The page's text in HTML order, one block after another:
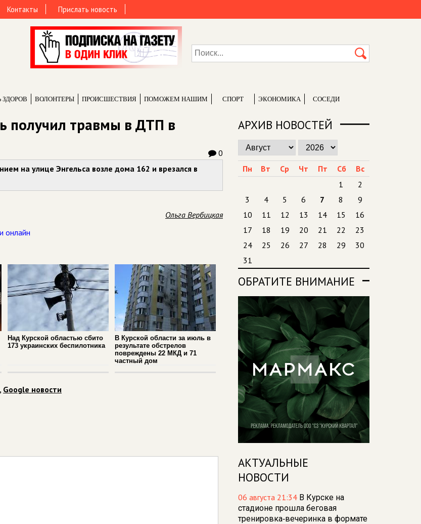
Контакты Прислать новость
ЗДОРОВ ВОЛОНТЕРЫ ПРОИCШЕСТВИЯ ПОМОЖЕМ НАШИМ СПОРТ ЭКОНОМИКА СОСЕДИ
получил травмы в ДТП в
0
на улице Энгельса возле дома 162 и врезался в
Ольга Вербицкая
онлайн
Над Курской областью сбито
173 украинских беспилотника
В Курской области за июль в
результате обстрелов
повреждены 22 МКД и 71
частный дом
, Google новости
АРХИВ НОВОСТЕЙ
Пн Вт Ср Чт Пт Сб
Вс
1
2
3
4 5 6 7 8
9
10
11 12 13 14 15
16
17
18 19 20 21 22
23
24
25 26 27 28 29
30
31
ОБРАТИТЕ ВНИМАНИЕ
АКТУАЛЬНЫЕ
НОВОСТИ
06 августа 21:34 В Курске на
стадионе прошла беговая
тренировка‑вечеринка в формате